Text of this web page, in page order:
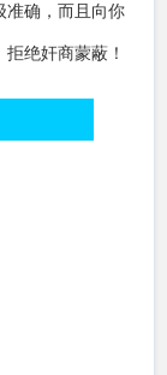
准确，而且向你
绝奸商蒙蔽！